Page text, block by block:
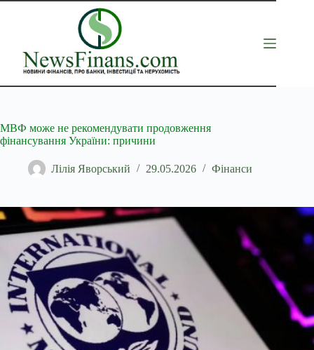
Перейти
МВФ може не рекомендувати продовження
фінансування України: причини
Лілія Яворський 29.05.2026 Фінанси